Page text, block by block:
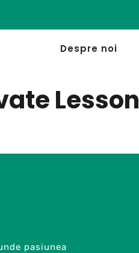
Despre noi
Lesson
pasiunea